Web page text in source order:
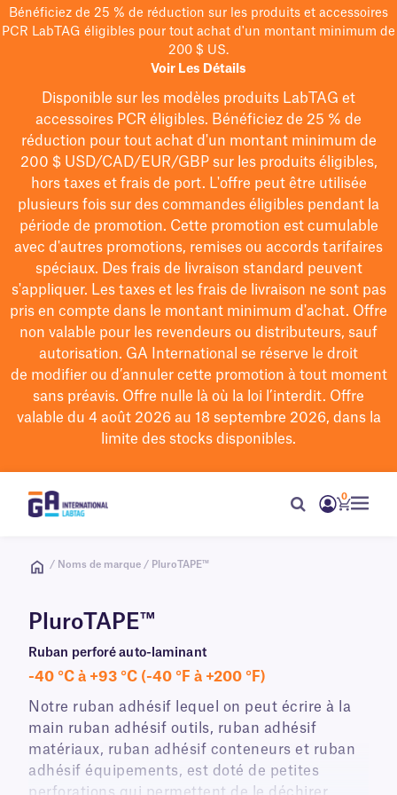
Bénéficiez de 25 % de réduction sur les produits et accessoires
PCR LabTAG éligibles pour tout achat d'un montant minimum de
200 $ US.
Voir Les Détails
Disponible sur les modèles produits LabTAG et
accessoires PCR éligibles. Bénéficiez de 25 % de
réduction pour tout achat d'un montant minimum de
200 $USD/CAD/EUR/GBPsur les produits éligibles,
hors taxes et frais de port. L'offre peut être utilisée
plusieurs fois sur des commandes éligibles pendant la
période de promotion. Cette promotion est cumulable
avec d'autres promotions, remises ou accords tarifaires
spéciaux. Des frais de livraison standard peuvent
s'appliquer. Les taxes et les frais de livraison ne sont pas
pris en compte dans le montant minimum d'achat. Offre
non valable pour les revendeurs ou distributeurs, sauf
autorisation. GA International se réserve le droit
de modifierou d’annuler cette promotion à tout moment
sans préavis. Offre nulle là où la loi l’interdit. Offre
valable du 4 août 2026 au 18 septembre 2026, dans la
limite des stocks disponibles.
0
/ Noms de marque / PluroTAPE™
PluroTAPE™
Ruban perforé auto-laminant
-40 °C à +93 °C (-40 °F à +200 °F)
Notre ruban adhésif lequel on peut écrire à la
main ruban adhésif outils, ruban adhésif
matériaux, ruban adhésif conteneurs et ruban
adhésif équipements, est doté de petites